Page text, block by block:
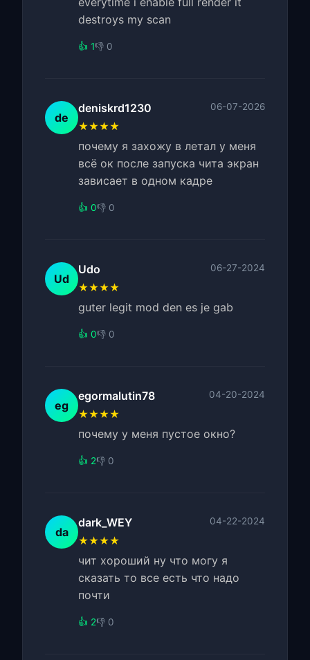
destroys my scan
👍 1👎 0
de
deniskrd1230 06-07-2026
★★★★
почему я захожу в летал у меня
всё ок после запуска чита экран
зависает в одном кадре
👍 0👎 0
Ud
Udo 06-27-2024
★★★★
guter legit mod den es je gab
👍 0👎 0
eg
egormalutin78 04-20-2024
★★★★
почему у меня пустое окно?
👍 2👎 0
da
dark_WEY 04-22-2024
★★★★
чит хороший ну что могу я
сказать то все есть что надо
почти
👍 2👎 0